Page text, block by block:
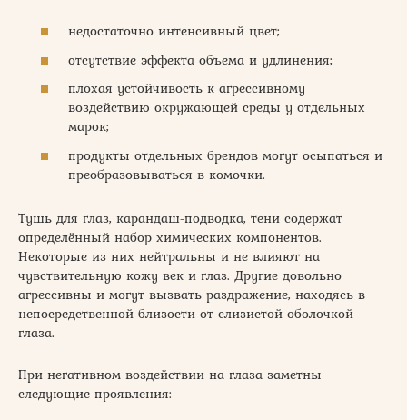
недостаточно интенсивный цвет;
отсутствие эффекта объема и удлинения;
плохая устойчивость к агрессивному
воздействию окружающей среды у отдельных
марок;
продукты отдельных брендов могут осыпаться и
преобразовываться в комочки.
Тушь для глаз, карандаш-подводка, тени содержат
определённый набор химических компонентов.
Некоторые из них нейтральны и не влияют на
чувствительную кожу век и глаз. Другие довольно
агрессивны и могут вызвать раздражение, находясь в
непосредственной близости от слизистой оболочкой
глаза.
При негативном воздействии на глаза заметны
следующие проявления: